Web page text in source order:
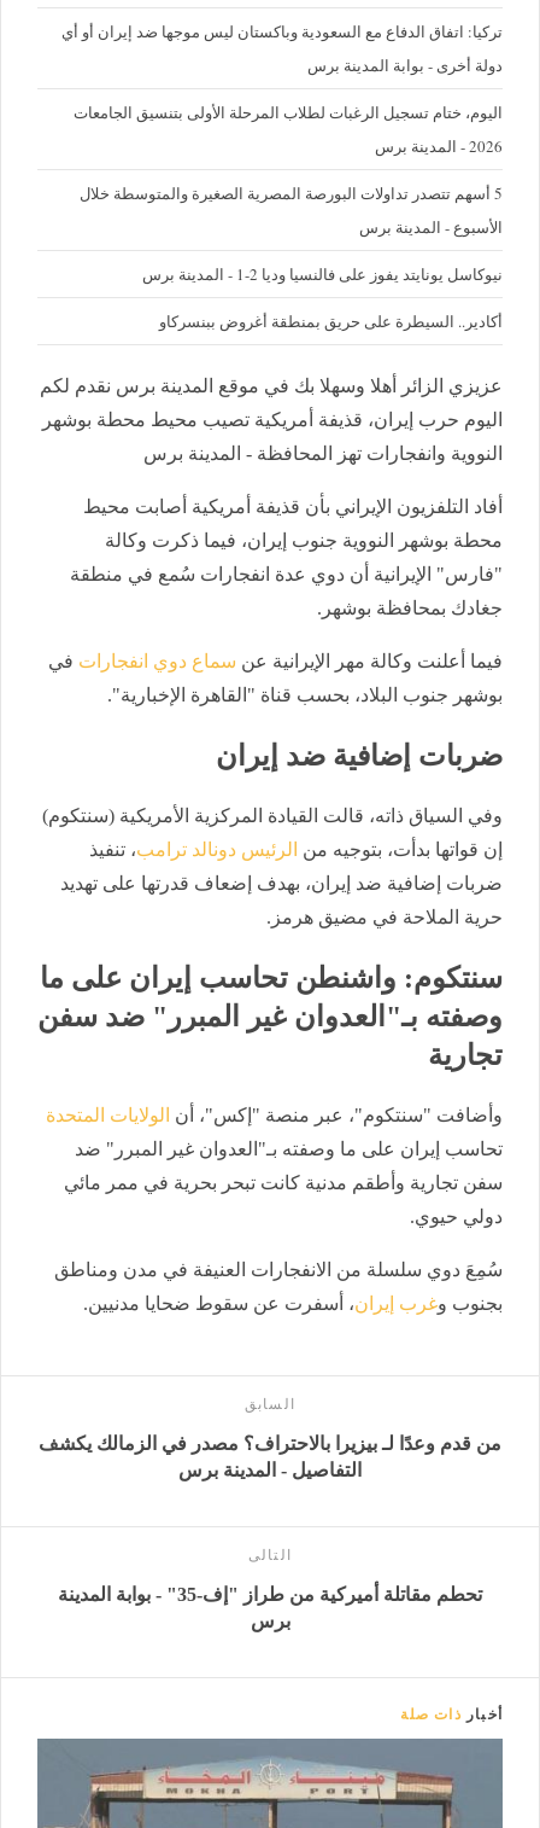
تركيا: اتفاق الدفاع مع السعودية وباكستان ليس موجها ضد إيران أو أي
دولة أخرى - بوابة المدينة برس
اليوم، ختام تسجيل الرغبات لطلاب المرحلة الأولى بتنسيق الجامعات
2026 - المدينة برس
5 أسهم تتصدر تداولات البورصة المصرية الصغيرة والمتوسطة خلال
الأسبوع - المدينة برس
نيوكاسل يونايتد يفوز على فالنسيا وديا 2-1 - المدينة برس
أكادير.. السيطرة على حريق بمنطقة أغروض ببنسركاو
عزيزي الزائر أهلا وسهلا بك في موقع المدينة برس نقدم لكم
اليوم حرب إيران، قذيفة أمريكية تصيب محيط محطة بوشهر
النووية وانفجارات تهز المحافظة - المدينة برس
أفاد التلفزيون الإيراني بأن قذيفة أمريكية أصابت محيط
محطة بوشهر النووية جنوب إيران، فيما ذكرت وكالة
"فارس" الإيرانية أن دوي عدة انفجارات سُمع في منطقة
جغادك بمحافظة بوشهر.
فيما أعلنت وكالة مهر الإيرانية عن سماع دوي انفجارات في
بوشهر جنوب البلاد، بحسب قناة "القاهرة الإخبارية".
ضربات إضافية ضد إيران
وفي السياق ذاته، قالت القيادة المركزية الأمريكية (سنتكوم)
إن قواتها بدأت، بتوجيه من الرئيس دونالد ترامب، تنفيذ
ضربات إضافية ضد إيران، بهدف إضعاف قدرتها على تهديد
حرية الملاحة في مضيق هرمز.
سنتكوم: واشنطن تحاسب إيران على ما
وصفته بـ"العدوان غير المبرر" ضد سفن
تجارية
وأضافت "سنتكوم"، عبر منصة "إكس"، أن الولايات المتحدة
تحاسب إيران على ما وصفته بـ"العدوان غير المبرر" ضد
سفن تجارية وأطقم مدنية كانت تبحر بحرية في ممر مائي
دولي حيوي.
سُمِعَ دوي سلسلة من الانفجارات العنيفة في مدن ومناطق
بجنوب وغرب إيران، أسفرت عن سقوط ضحايا مدنيين.
السابق
من قدم وعدًا لـ بيزيرا بالاحتراف؟ مصدر في الزمالك يكشف
التفاصيل - المدينة برس
التالى
تحطم مقاتلة أميركية من طراز "إف-35" - بوابة المدينة
برس
أخبار ذات صلة